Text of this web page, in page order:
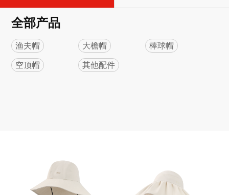
全部产品
渔夫帽 大檐帽 棒球帽
空顶帽 其他配件